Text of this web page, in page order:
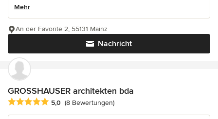
Mehr
Nachricht
An der Favorite 2, 55131 Mainz
GROSSHAUSER architekten bda
Durchschnittliche Bewertung: 5 von 5 Sternen
5,0 (8 Bewertungen)